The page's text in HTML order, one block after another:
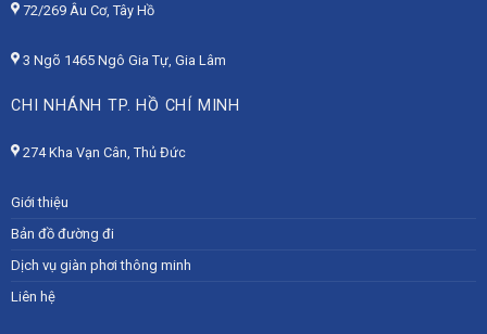
72/269 Âu Cơ, Tây Hồ
3 Ngõ 1465 Ngô Gia Tự, Gia Lâm
CHI NHÁNH TP. HỒ CHÍ MINH
274 Kha Vạn Cân, Thủ Đức
Giới thiệu
Bản đồ đường đi
Dịch vụ giàn phơi thông minh
Liên hệ